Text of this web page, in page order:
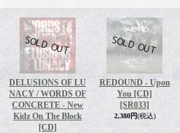
DELUSIONS OF LU
NACY / WORDS OF
CONCRETE - New
Kidz On The Block
[CD]
REDOUND - Upon
You [CD]
[SR033]
2,380円(税込)